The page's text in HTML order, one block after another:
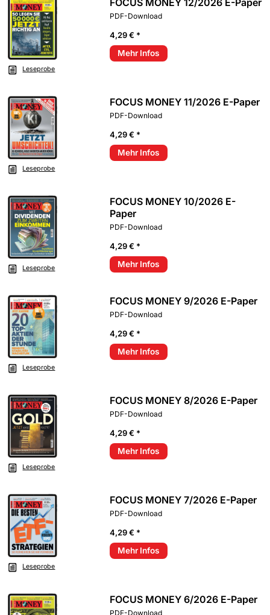
Leseprobe
FOCUS MONEY 12/2026 E-Paper
PDF-Download
4,29 € *
Mehr Infos
Leseprobe
FOCUS MONEY 11/2026 E-Paper
PDF-Download
4,29 € *
Mehr Infos
Leseprobe
FOCUS MONEY 10/2026 E-
Paper
PDF-Download
4,29 € *
Mehr Infos
Leseprobe
FOCUS MONEY 9/2026 E-Paper
PDF-Download
4,29 € *
Mehr Infos
Leseprobe
FOCUS MONEY 8/2026 E-Paper
PDF-Download
4,29 € *
Mehr Infos
Leseprobe
FOCUS MONEY 7/2026 E-Paper
PDF-Download
4,29 € *
Mehr Infos
FOCUS MONEY 6/2026 E-Paper
PDF-Download